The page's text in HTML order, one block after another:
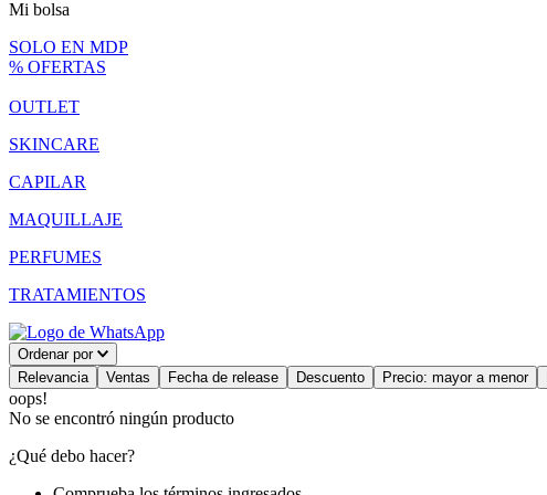
Mi bolsa
SOLO EN MDP
% OFERTAS
OUTLET
SKINCARE
CAPILAR
MAQUILLAJE
PERFUMES
TRATAMIENTOS
Ordenar por
Relevancia
Ventas Fecha de release Descuento Precio: mayor a menor
oops!
No se encontró ningún producto
¿Qué debo hacer?